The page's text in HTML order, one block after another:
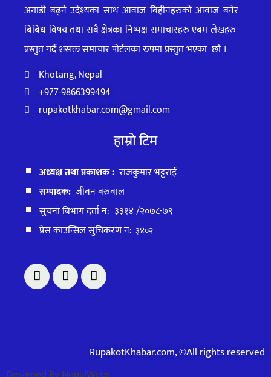
अगाडी बढ्ने उदेश्यका साथ आवाज बिहीनहरुको आवाज बनेर
बिबिध विषय तथा सबै क्षेत्रका निष्पक्ष समाचारहरु एबम लेखहरु
प्रस्तुत गर्दै शसक्त समाचार पोर्टलका रुपमा प्रस्तुतभएका छौ ।
Khotang, Nepal
+977-9866399494
rupakotkhabar.com@gmail.com
हाम्रो टिम
अध्यक्ष तथा प्रकाशक : राजकुमार भट्टराई
सम्पादक:जीवन बरुवाल
सुचना बिभाग दर्ता न: ३३१४ /२०७८-७९
प्रेस काउन्सिल सुचिकरण न: ३४०२
RupakotKhabar.com, ©All rights reserved